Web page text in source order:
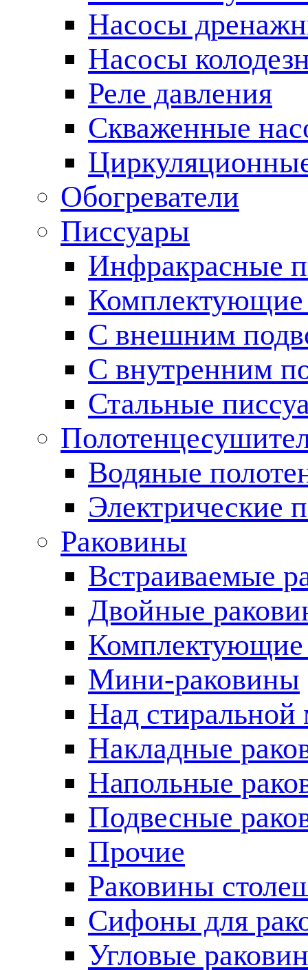
Насосы
Насосы
Реле давления
Скваженные
Обогреватели
Писсуары
Инфракрасные
Комплектующие
С внешним
С внутренним
Стальные
Водяные
Электрические
Раковины
Встраиваемые
Двойные
Комплектующие
Мини-раковины
Над
Накладные
Напольные
Подвесные
Прочие
Раковины
Сифоны для
Угловые